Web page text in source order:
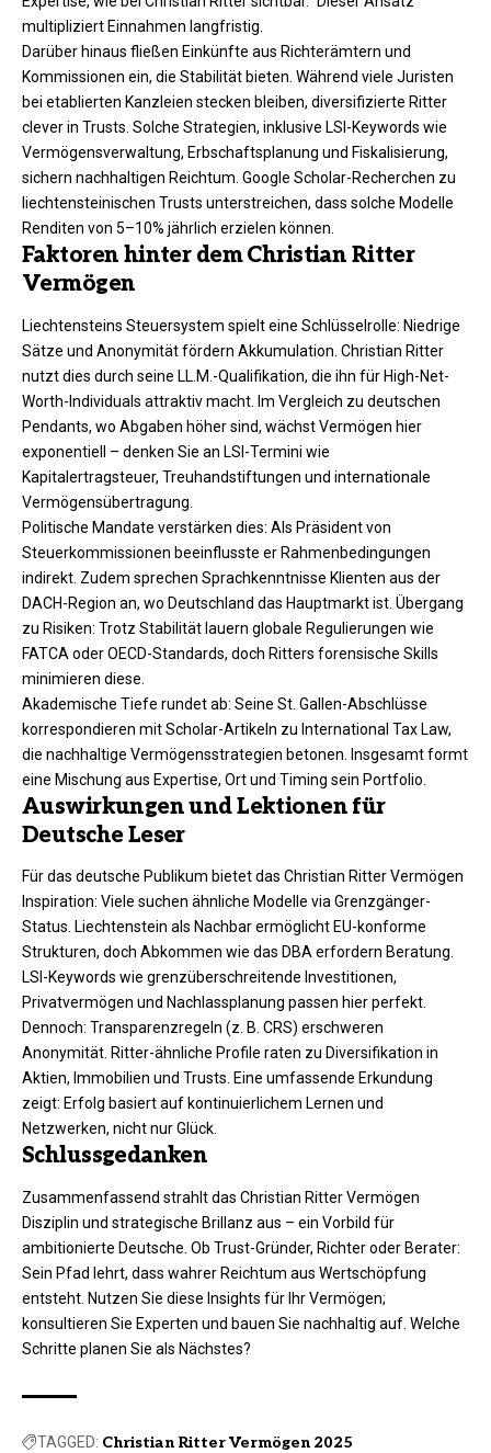
multipliziert Einnahmen langfristig.
Darüber hinaus fließen Einkünfte aus Richterämtern und
Kommissionen ein, die Stabilität bieten. Während viele Juristen
bei etablierten Kanzleien stecken bleiben, diversifizierte Ritter
clever in Trusts. Solche Strategien, inklusive LSI-Keywords wie
Vermögensverwaltung, Erbschaftsplanung und Fiskalisierung,
sichern nachhaltigen Reichtum. Google Scholar-Recherchen zu
liechtensteinischen Trusts unterstreichen, dass solche Modelle
Renditen von 5–10% jährlich erzielen können.​
Faktoren hinter dem Christian Ritter
Vermögen
Liechtensteins Steuersystem spielt eine Schlüsselrolle: Niedrige
Sätze und Anonymität fördern Akkumulation. Christian Ritter
nutzt dies durch seine LL.M.-Qualifikation, die ihn für High-Net-
Worth-Individuals attraktiv macht. Im Vergleich zu deutschen
Pendants, wo Abgaben höher sind, wächst Vermögen hier
exponentiell – denken Sie an LSI-Termini wie
Kapitalertragsteuer, Treuhandstiftungen und internationale
Vermögensübertragung.
Politische Mandate verstärken dies: Als Präsident von
Steuerkommissionen beeinflusste er Rahmenbedingungen
indirekt. Zudem sprechen Sprachkenntnisse Klienten aus der
DACH-Region an, wo Deutschland das Hauptmarkt ist. Übergang
zu Risiken: Trotz Stabilität lauern globale Regulierungen wie
FATCA oder OECD-Standards, doch Ritters forensische Skills
minimieren diese.
Akademische Tiefe rundet ab: Seine St. Gallen-Abschlüsse
korrespondieren mit Scholar-Artikeln zu International Tax Law,
die nachhaltige Vermögensstrategien betonen. Insgesamt formt
eine Mischung aus Expertise, Ort und Timing sein Portfolio.​
Auswirkungen und Lektionen für
Deutsche Leser
Für das deutsche Publikum bietet das Christian Ritter Vermögen
Inspiration: Viele suchen ähnliche Modelle via Grenzgänger-
Status. Liechtenstein als Nachbar ermöglicht EU-konforme
Strukturen, doch Abkommen wie das DBA erfordern Beratung.
LSI-Keywords wie grenzüberschreitende Investitionen,
Privatvermögen und Nachlassplanung passen hier perfekt.
Dennoch: Transparenzregeln (z. B. CRS) erschweren
Anonymität. Ritter-ähnliche Profile raten zu Diversifikation in
Aktien, Immobilien und Trusts. Eine umfassende Erkundung
zeigt: Erfolg basiert auf kontinuierlichem Lernen und
Netzwerken, nicht nur Glück.
Schlussgedanken
Zusammenfassend strahlt das Christian Ritter Vermögen
Disziplin und strategische Brillanz aus – ein Vorbild für
ambitionierte Deutsche. Ob Trust-Gründer, Richter oder Berater:
Sein Pfad lehrt, dass wahrer Reichtum aus Wertschöpfung
entsteht. Nutzen Sie diese Insights für Ihr Vermögen;
konsultieren Sie Experten und bauen Sie nachhaltig auf. Welche
Schritte planen Sie als Nächstes?
TAGGED: Christian Ritter Vermögen 2025